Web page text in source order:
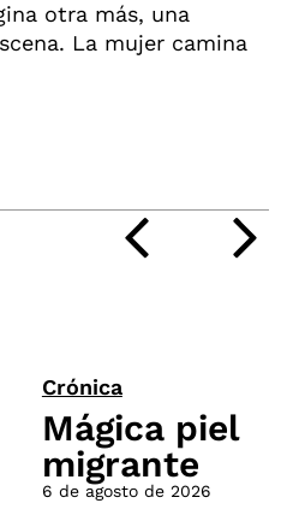
otra más, una
La mujer camina
Crónica
Mágica piel
migrante
6 de agosto de 2026